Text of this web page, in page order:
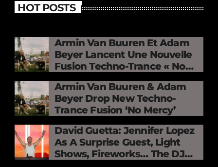
HOT POSTS
Armin Van Buuren Et Adam
Beyer Lancent Une Nouvelle
Fusion Techno-Trance « No
Mercy »
Armin Van Buuren & Adam
Beyer Drop New Techno-
Trance Fusion ‘No Mercy’
David Guetta: Jennifer Lopez
As A Surprise Guest, Light
Shows, Fireworks… The DJ